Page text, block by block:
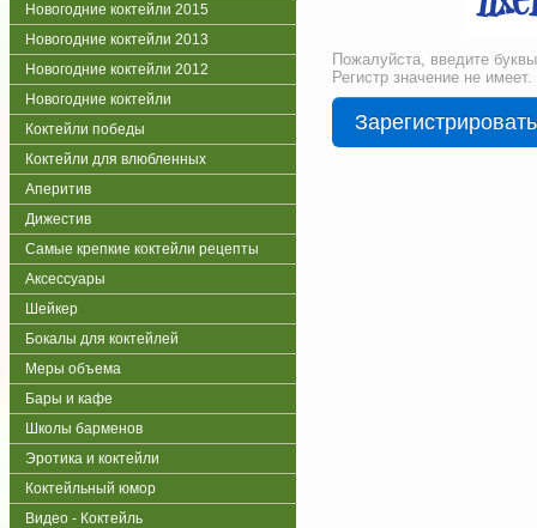
Новогодние коктейли 2015
Новогодние коктейли 2013
Новогодние коктейли 2012
Новогодние коктейли
Коктейли победы
Коктейли для влюбленных
Аперитив
Дижестив
Самые крепкие коктейли рецепты
Аксессуары
Шейкер
Бокалы для коктейлей
Меры объема
Бары и кафе
Школы барменов
Эротика и коктейли
Коктейльный юмор
Видео - Коктейль
Пожалуйста, введите
Регистр значение не имеет.